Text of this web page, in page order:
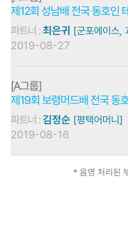
제12회 성남배 전국 동호인
파트너 :최은귀 [군포에이스,
2019-08-27
[A그룹]
제19회 보령머드배 전국 동
파트너 :김정순 [평택어머니]
2019-08-16
* 음영 처리된